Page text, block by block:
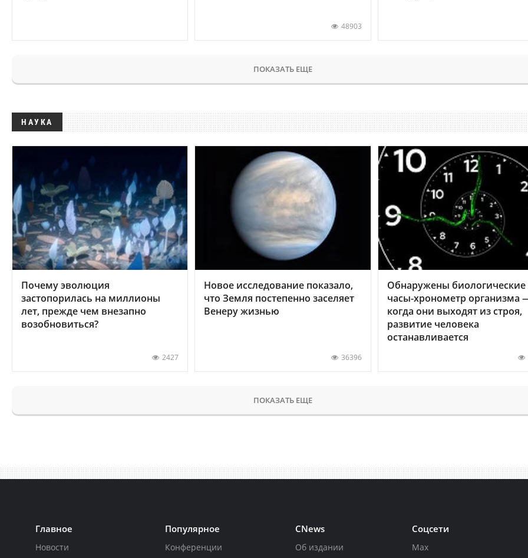
48903
ПОКАЗАТЬ ЕЩЕ
НАУКА
Почему эволюция
застопорилась на миллионы
лет, прежде чем внезапно
возобновиться?
2427
Новое исследование показало,
что Земля постепенно заселяет
Венеру жизнью
36396
Обнаружены биологические
часы-хронометр организма
когда они выходят из строя,
развитие человека
останавливается
ПОКАЗАТЬ ЕЩЕ
Главное
Новости
Популярное
Конференции
CNews
Об издании
Соцсети
Max